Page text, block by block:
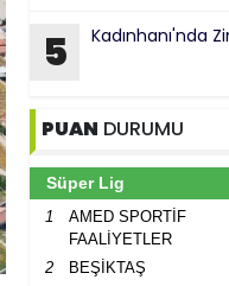
5 Kadınhanı'nda
PUAN DURUMU
Süper Lig
1
AMED SPORTİF
FAALİYETLER
2 BEŞİKTAŞ